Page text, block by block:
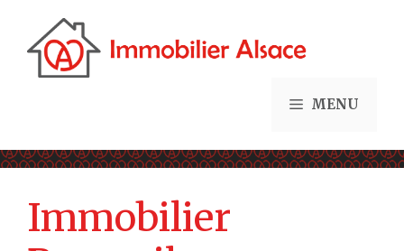
contenu
MENU
Immobilier